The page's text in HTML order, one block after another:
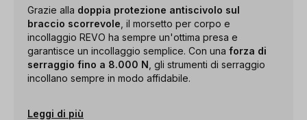
Grazie alla doppia protezione antiscivolo sul
braccio scorrevole , il morsetto per corpo e
incollaggio REVO ha sempre un'ottima presa e
garantisce un incollaggio semplice. Con una forza di
serraggio fino a 8.000 N , gli strumenti di serraggio
incollano sempre in modo affidabile.
Leggi di più